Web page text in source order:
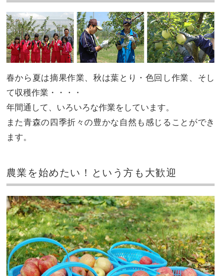
春から夏は摘果作業、秋は葉とり・色回し作業、そし
て収穫作業・・・・
年間通して、いろいろな作業をしています。
また青森の四季折々の豊かな自然も感じることができ
ます。
農業を始めたい！という方も大歓迎